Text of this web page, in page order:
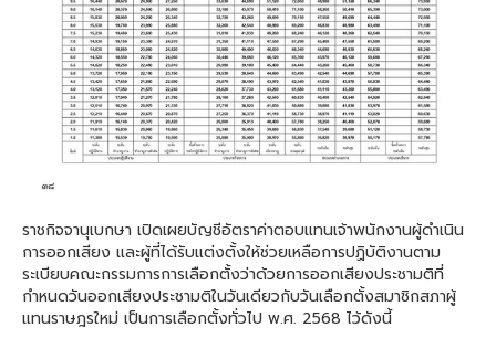
ราชกิจจานุเบกษา เปิดเผยบัญชีอัตราค่าตอบแทนเจ้าพนักงานผู้ดำเนิน
การออกเสียง และผู้ที่ได้รับแต่งตั้งให้ช่วยเหลือการปฏิบัติงานตาม
ระเบียบคณะกรรมการการเลือกตั้งว่าด้วยการออกเสียงประชามติที่
กำหนดวันออกเสียงประชามติในวันเดียวกับวันเลือกตั้งสมาชิกสภาผู้
แทนราษฎรใหม่ เป็นการเลือกตั้งทั่วไป พ.ศ. 2568 ไว้ดังนี้